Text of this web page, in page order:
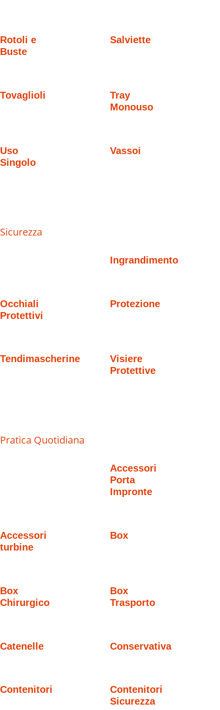
Rotoli e
Buste
Salviette
Tovaglioli
Tray
Monouso
Uso
Singolo
Vassoi
Sicurezza
Ingrandimento
Occhiali
Protettivi
Protezione
Tendimascherine
Visiere
Protettive
Pratica Quotidiana
Accessori
Porta
Impronte
Accessori
turbine
Box
Box
Chirurgico
Box
Trasporto
Catenelle Conservativa
Contenitori
Contenitori
Sicurezza